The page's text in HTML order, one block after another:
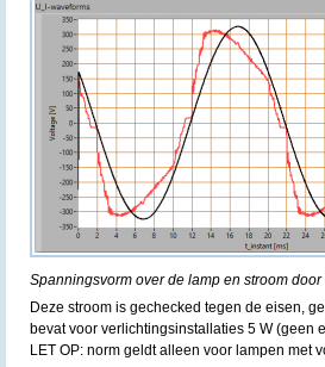
Spanningsvorm over de lamp en stroom door
Deze stroom is gechecked tegen de eisen,
bevat voor verlichtingsinstallaties 5 W (geen
LET OP: norm geldt alleen voor lampen met